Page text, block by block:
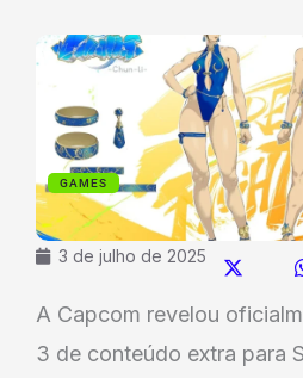
3 de julho de 2025
GAMES
A Capcom revelou
3 de conteúdo extra para